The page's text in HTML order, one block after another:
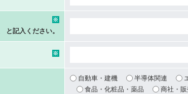
※
記入ください。
※
自動車・建機 半導体関連
食品・化粧品・薬品
商社・